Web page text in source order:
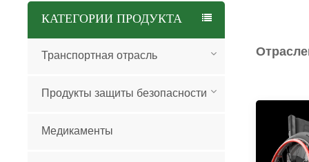
КАТЕГОРИИ ПРОДУКТА
Транспортная отрасль
Продукты защиты безопасности
Медикаменты